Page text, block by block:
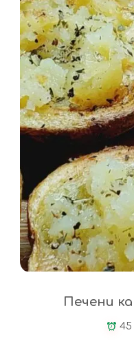
Печени